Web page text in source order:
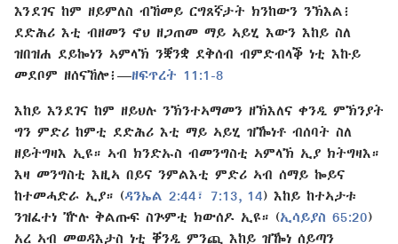
እንደገና ከም ዘይምለስ ብኸመይ ርግጸኛታት ክንከውን ንኽእል፧
ደድሕሪ እቲ ብዘመን ኖህ ዘጋጠመ ማይ ኣይሂ እውን እከይ ስለ
ዝበዝሐ ደይኰነን ኣምላኽ ንቛንቋ ደቅሰብ ብምድብላቕ ነቲ እኩይ
መደቦም ዘሰናኸሎ፧​—⁠ዘፍጥረት 11:⁠1-8
እከይ እንደገና ከም ዘይህሉ ንኽንተኣማመን ዘኽእለና ቀንዲ ምኽንያት
ግን ምድሪ ከምቲ ደድሕሪ እቲ ማይ ኣይሂ ዝዀነቶ ብሰባት ስለ
ዘይትግዛእ ኢዩ። ኣብ ክንድኡስ ብመንግስቲ ኣምላኽ ኢያ ክትግዛእ።
እዛ መንግስቲ እዚኣ በይና ንምልእቲ ምድሪ ኣብ ሰማይ ኰይና
ከተመሓድራ ኢያ። (ዳንኤል 2:⁠44፣ 7:⁠13, 14) እከይ ከተኣታቱ
ንዝፈተነ ዅሉ ቅልጡፍ ስጕምቲ ክውሰዶ ኢዩ። (ኢሳይያስ 65:⁠20)
አረ ኣብ መወዳእታስ ነቲ ቐንዲ ምንጪ እከይ ዝዀነ ሰይጣን